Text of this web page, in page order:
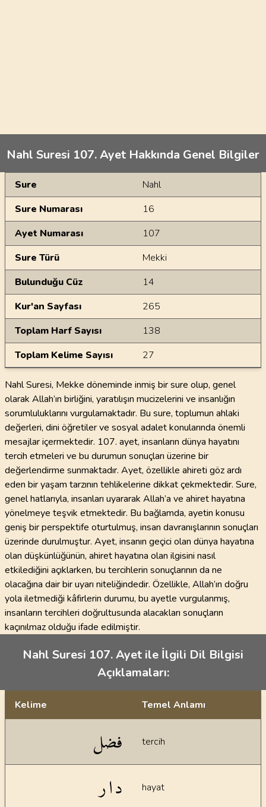
Nahl Suresi 107. Ayet Hakkında Genel Bilgiler
Genel Bilgiler
Sure
Nahl
Sure Numarası
16
Ayet Numarası
107
Sure Türü
Mekki
Bulunduğu Cüz
14
Kur'an Sayfası
265
Toplam Harf Sayısı
138
Toplam Kelime Sayısı
27
Nahl Suresi, Mekke döneminde inmiş bir sure olup, genel
olarak Allah’ın birliğini, yaratılışın mucizelerini ve insanlığın
sorumluluklarını vurgulamaktadır. Bu sure, toplumun ahlaki
değerleri, dini öğretiler ve sosyal adalet konularında önemli
mesajlar içermektedir. 107. ayet, insanların dünya hayatını
tercih etmeleri ve bu durumun sonuçları üzerine bir
değerlendirme sunmaktadır. Ayet, özellikle ahireti göz ardı
eden bir yaşam tarzının tehlikelerine dikkat çekmektedir. Sure,
genel hatlarıyla, insanları uyararak Allah’a ve ahiret hayatına
yönelmeye teşvik etmektedir. Bu bağlamda, ayetin konusu
geniş bir perspektife oturtulmuş, insan davranışlarının sonuçları
üzerinde durulmuştur. Ayet, insanın geçici olan dünya hayatına
olan düşkünlüğünün, ahiret hayatına olan ilgisini nasıl
etkilediğini açıklarken, bu tercihlerin sonuçlarının da ne
olacağına dair bir uyarı niteliğindedir. Özellikle, Allah’ın doğru
yola iletmediği kâfirlerin durumu, bu ayetle vurgulanmış,
insanların tercihleri doğrultusunda alacakları sonuçların
kaçınılmaz olduğu ifade edilmiştir.
Nahl Suresi 107. Ayet ile İlgili Dil Bilgisi
Açıklamaları:
Kelime Temel Anlamı
فضل tercih
دار hayat